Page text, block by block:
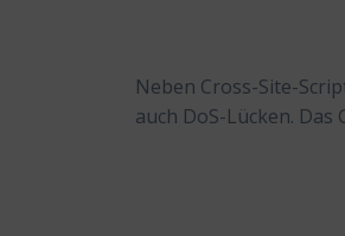
Neben Cross-Site-
auch DoS-Lücken.